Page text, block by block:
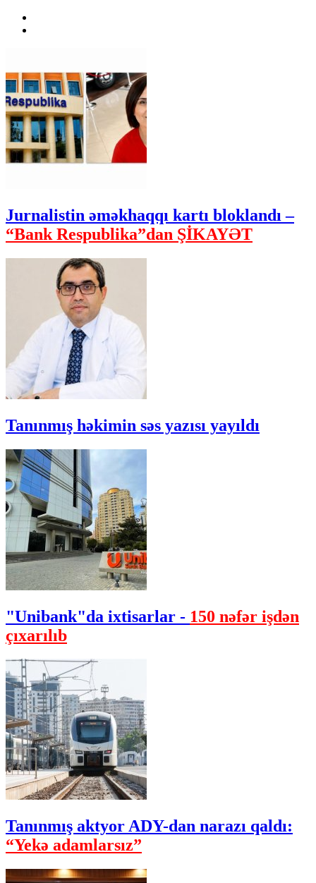
Jurnalistin əməkhaqqı kartı bloklandı –
“Bank Respublika”dan ŞİKAYƏT
Tanınmış həkimin səs yazısı yayıldı
"Unibank"da ixtisarlar - 150 nəfər işdən
çıxarılıb
Tanınmış aktyor ADY-dan narazı qaldı:
“Yekə adamlarsız”